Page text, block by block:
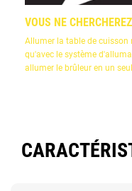
VOUS NE
Allumer la table de cuisson
qu'avec le système
allumer le brûleur en un